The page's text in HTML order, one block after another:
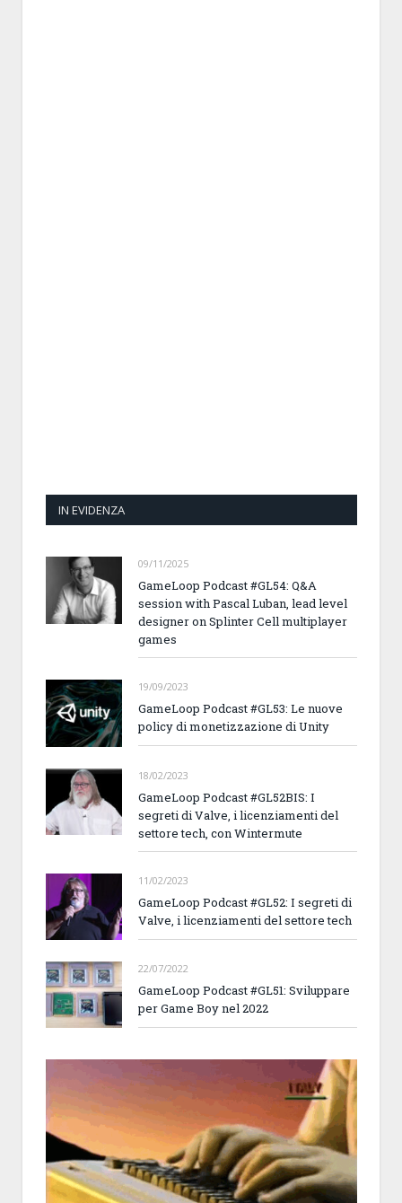
IN EVIDENZA
09/11/2025
GameLoop Podcast #GL54: Q&A
session with Pascal Luban, lead level
designer on Splinter Cell multiplayer
games
19/09/2023
GameLoop Podcast #GL53: Le nuove
policy di monetizzazione di Unity
18/02/2023
GameLoop Podcast #GL52BIS: I
segreti di Valve, i licenziamenti del
settore tech, con Wintermute
11/02/2023
GameLoop Podcast #GL52: I segreti di
Valve, i licenziamenti del settore tech
22/07/2022
GameLoop Podcast #GL51: Sviluppare
per Game Boy nel 2022